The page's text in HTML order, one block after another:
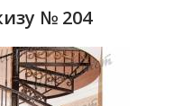
№ 204